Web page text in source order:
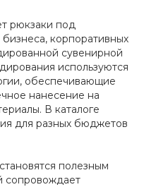
рюкзаки под
корпоративных
сувенирной
используются
обеспечивающие
нанесение на
В каталоге
для разных бюджетов
полезным
сопровождает